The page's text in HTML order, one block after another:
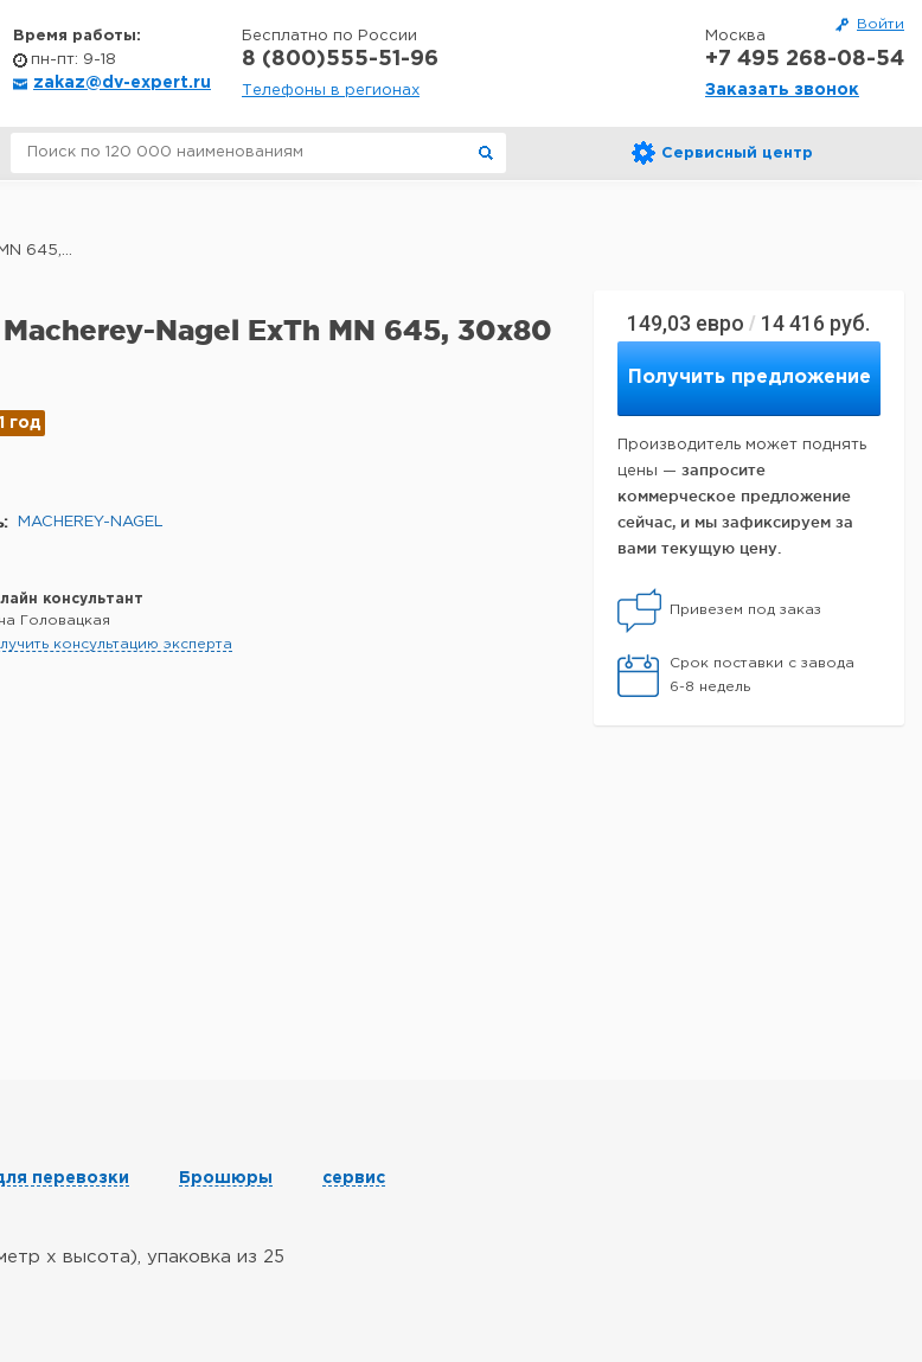
Войти
Время работы:
пн-пт: 9-18
zakaz@dv-expert.ru
Бесплатно по России
8 (800)555-51-96
Телефоны в регионах
Москва
+7 495 268-08-54
Заказать звонок
Сервисный центр
645,...
149,03 евро / 14 416 руб.
Получить предложение
Производитель может поднять
цены — запросите
коммерческое предложение
сейчас, и мы зафиксируем за
вами текущую цену.
Привезем под заказ
Срок поставки с завода
6-8 недель
Nagel ExTh MN 645, 30x80
год
MACHEREY-NAGEL
консультант
Головацкая
консультацию эксперта
перевозки Брошюры сервис
х высота), упаковка из 25